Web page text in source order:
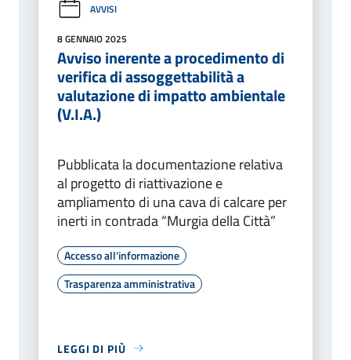
AVVISI
8 GENNAIO 2025
Avviso inerente a procedimento di
verifica di assoggettabilità a
valutazione di impatto ambientale
(V.I.A.)
Pubblicata la documentazione relativa
al progetto di riattivazione e
ampliamento di una cava di calcare per
inerti in contrada “Murgia della Città”
Accesso all'informazione
Trasparenza amministrativa
LEGGI DI PIÙ